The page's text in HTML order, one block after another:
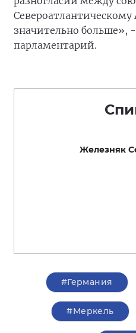
Североатлантическому
значительно больше»,
парламентарий.
Железняк
#Германия
#Меркель